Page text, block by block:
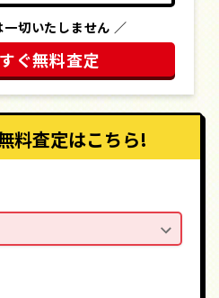
切いたしません ／
ぐ無料査定
料査定はこちら!